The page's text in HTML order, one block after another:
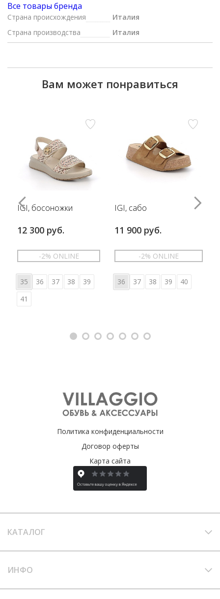
Все товары бренда
Страна происхождения
Италия
Страна производства
Италия
Вам может понравиться
IGI, босоножки
12 300 руб.
-2% ONLINE
35 36 37 38
39
41
IGI, сабо
11 900 руб.
-2% ONLINE
36 37 38 39 40
Политика конфиденциальности
Договор оферты
Карта сайта
КАТАЛОГ
ИНФО